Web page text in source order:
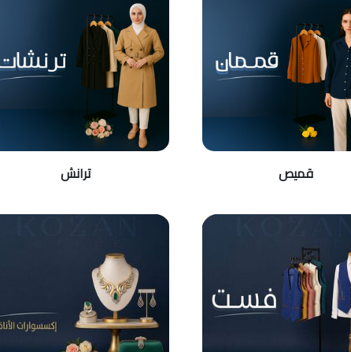
قميص ترانش